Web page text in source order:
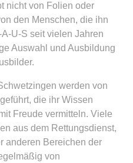
nicht von Folien oder
den Menschen, die ihn
U-S seit vielen Jahren
Auswahl und Ausbildung
werden von
die ihr Wissen
Freude vermitteln. Viele
aus dem Rettungsdienst,
anderen Bereichen der
von